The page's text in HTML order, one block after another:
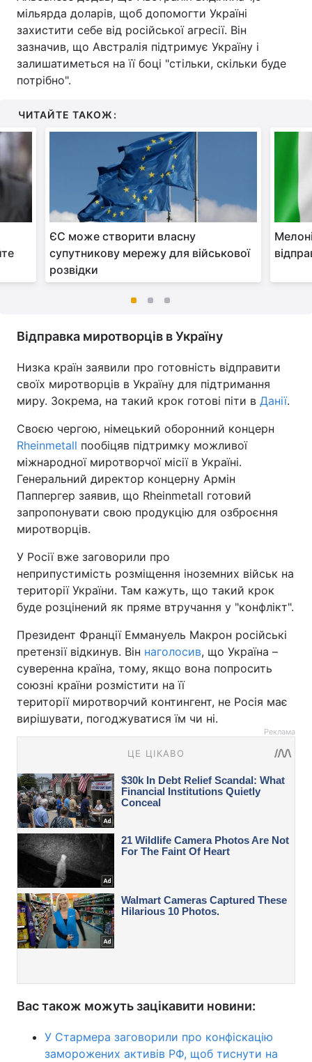
мільярда доларів, щоб допомогти Україні
захистити себе від російської агресії. Він
зазначив, що Австралія підтримує Україну і
залишатиметься на її боці "стільки, скільки буде
потрібно".
ЧИТАЙТЕ ТАКОЖ:
ЄС може створити власну
супутникову мережу для військової
розвідки
Відправка миротворців в Україну
Низка країн заявили про готовність відправити
своїх миротворців в Україну для підтримання
миру. Зокрема, на такий крок готові піти в Данії.
Своєю чергою, німецький оборонний концерн
Rheinmetall пообіцяв підтримку можливої
міжнародної миротворчої місії в Україні.
Генеральний директор концерну Армін
Паппергер заявив, що Rheinmetall готовий
запропонувати свою продукцію для озброєння
миротворців.
У Росії вже заговорили про
неприпустимість розміщення іноземних військ на
території України. Там кажуть, що такий крок
буде розцінений як пряме втручання у "конфлікт".
Президент Франції Еммануель Макрон російські
претензії відкинув. Він наголосив, що Україна –
суверенна країна, тому, якщо вона попросить
союзні країни розмістити на її
території миротворчий контингент, не Росія має
вирішувати, погоджуватися їм чи ні.
Реклама
Вас також можуть зацікавити новини:
У Стармера заговорили про конфіскацію
заморожених активів РФ, щоб тиснути на